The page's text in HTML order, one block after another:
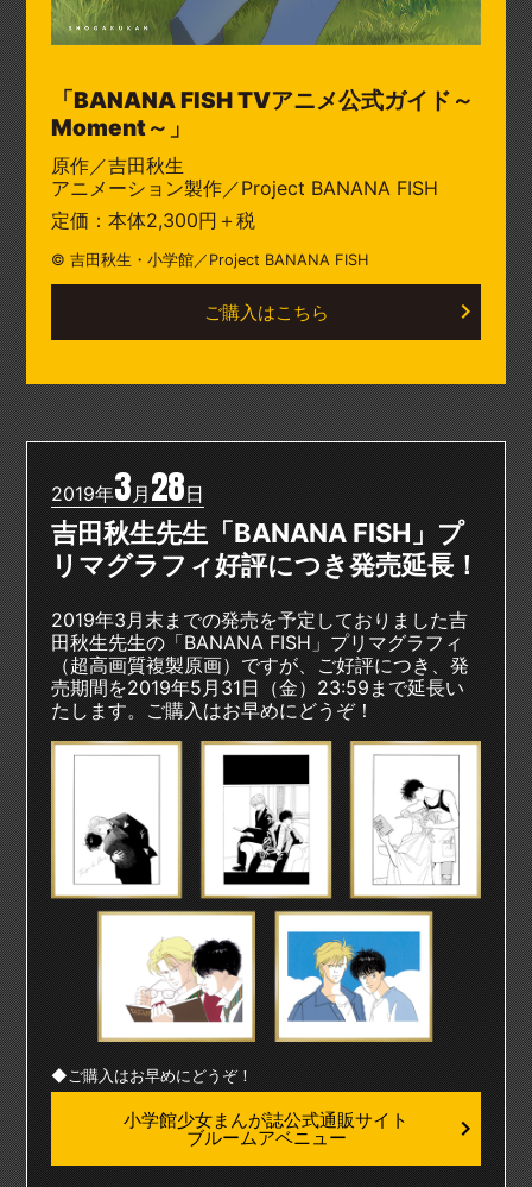
「BANANA FISH TVアニメ公式ガイド～
Moment～」
原作／吉田秋生
アニメーション製作／Project BANANA FISH
定価：本体2,300円＋税
© 吉田秋生・小学館／Project BANANA FISH
ご購入はこちら
2019年3 月 28日
吉田秋生先生「BANANA FISH」プ
リマグラフィ好評につき発売延長！
2019年3月末までの発売を予定しておりました吉
田秋生先生の「BANANA FISH」プリマグラフィ
（超高画質複製原画）ですが、ご好評につき、発
売期間を2019年5月31日（金）23:59まで延長い
たします。ご購入はお早めにどうぞ！
◆ご購入はお早めにどうぞ！
小学館少女まんが誌公式通販サイト
ブルームアベニュー